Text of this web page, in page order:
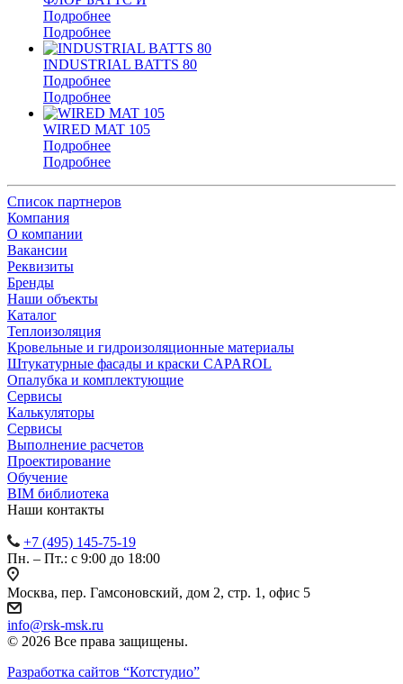
Подробнее
Подробнее
INDUSTRIAL BATTS 80
Подробнее
Подробнее
WIRED MAT 105
Подробнее
Подробнее
Список партнеров
Компания
О компании
Вакансии
Реквизиты
Бренды
Наши объекты
Каталог
Теплоизоляция
Кровельные и гидроизоляционные материалы
Штукатурные фасады и краски CAPAROL
Опалубка и комплектующие
Сервисы
Калькуляторы
Сервисы
Выполнение расчетов
Проектирование
Обучение
BIM библиотека
Наши контакты
+7 (495) 145-75-19
Пн. – Пт.: с 9:00 до 18:00
Москва, пер. Гамсоновский, дом 2, стр. 1, офис 5
info@rsk-msk.ru
© 2026 Все права защищены.
Разработка сайтов “Котстудио”